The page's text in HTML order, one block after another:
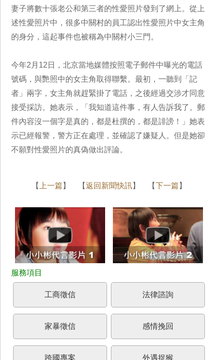
妻子將數十張老公和第三者的性愛照片發到了網上。從上
述性愛照片中，很多中關村的員工認出性愛照片中女主角
的身分，這起事件也被稱為中關村小三門。
今年2月12日，北京當地媒體按照電子郵件中曝光的電話
號碼，與艷照中的女主角取得聯繫。最初，一聽到「記
者」兩字，女主角就趕緊掛了電話，之後經過交涉才同意
接受採訪。她表示，「我知道這件事，有人告訴我了。郵
件內容沒一個字是真的，都是杜撰的，都是誹謗！」她表
示已經報警，警方正在處理，並確認了嫌疑人。但是她卻
不願對性愛照片的真偽做出評論。
【 上一篇 】 【返回新聞快訊】 【下一篇 】
工商徵信 法律諮詢
家暴徵信 感情挽回
跨國專案 外遇捉猴